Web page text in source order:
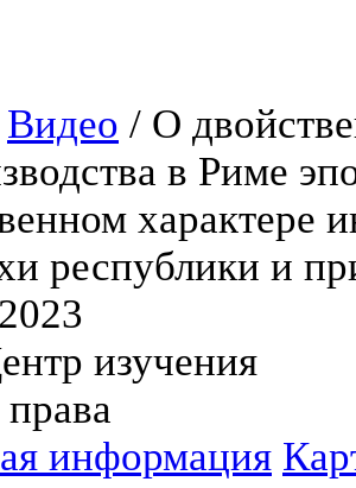
Видео / О
в Риме
характере
республики и
изучения
информация